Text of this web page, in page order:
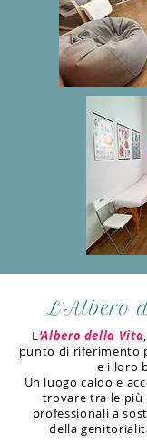
L'Albero della Vita
punto di riferimento
e i loro
Un luogo caldo e
trovare tra le
professionali a
della